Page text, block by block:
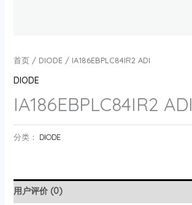
首页/ DIODE/ IA186EBPLC84IR2 ADI
DIODE
IA186EBPLC84IR2 ADI
分类： DIODE
用户评价 (0)